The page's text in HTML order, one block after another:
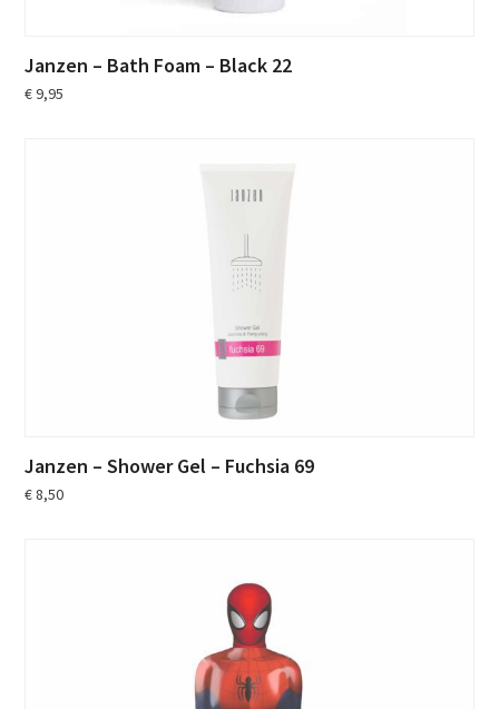
Janzen – Bath Foam – Black 22
€9,95
Janzen – Shower Gel – Fuchsia 69
€8,50